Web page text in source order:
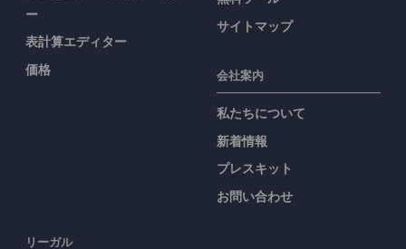
ー
表計算エディター
価格
サイトマップ
会社案内
私たちについて
新着情報
プレスキット
お問い合わせ
リーガル